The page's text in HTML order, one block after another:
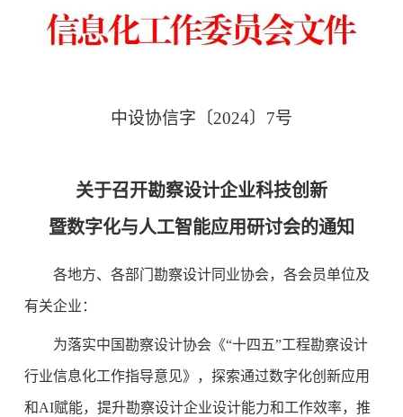
中设协信字〔2024〕 7号
关于召开勘察设计企业科技创新
暨数字化与人工智能应用研讨会的通知
各地方、各部门勘察设计同业协会，各会员单位及
有关企业：
为落实中国勘察设计协会《“十四五”工程勘察设计
行业信息化工作指导意见》，探索通过数字化创新应用
和AI赋能，提升勘察设计企业设计能力和工作效率，推